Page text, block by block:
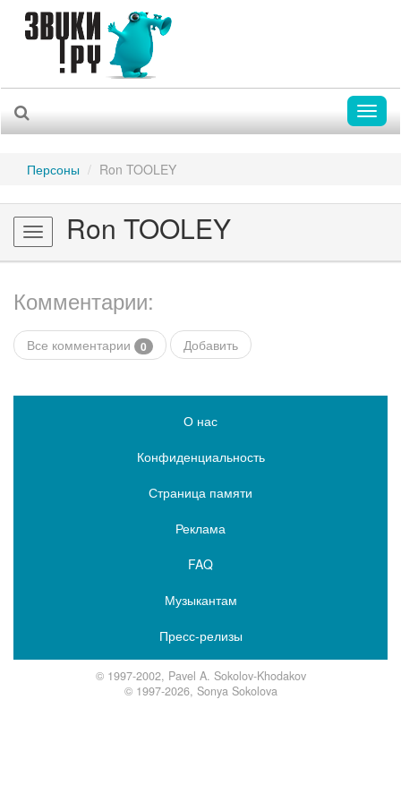
Персоны Ron TOOLEY
Toggle
navigation
Ron TOOLEY
Комментарии:
Все комментарии 0 Добавить
О нас
Конфиденциальность
Страница памяти
Реклама
FAQ
Музыкантам
Пресс-релизы
© 1997-2002, Pavel A. Sokolov-Khodakov
© 1997-2026, Sonya Sokolova